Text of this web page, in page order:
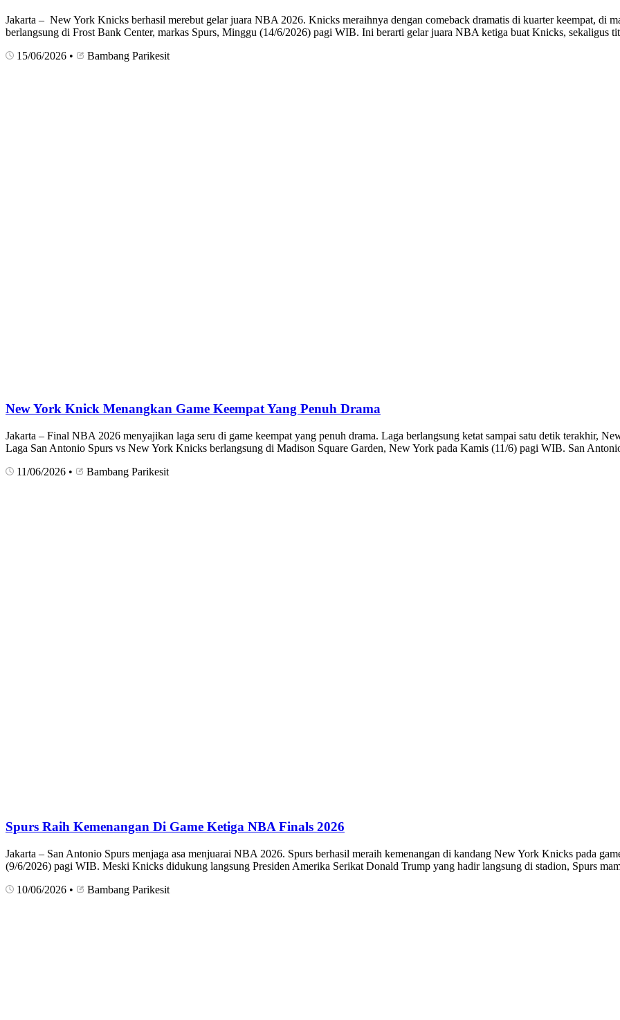
Jakarta – New York Knicks berhasil merebut gelar juara NBA 2026. Knicks meraihnya dengan comeback dramatis di kuarter keempat, di
berlangsung di Frost Bank Center, markas Spurs, Minggu (14/6/2026) pagi WIB. Ini berarti gelar juara NBA ketiga buat Knicks, sekaligus
15/06/2026 • Bambang Parikesit
New York Knick Menangkan Game Keempat Yang Penuh Drama
Jakarta – Final NBA 2026 menyajikan laga seru di game keempat yang penuh drama. Laga berlangsung ketat sampai satu detik terakhir,
Laga San Antonio Spurs vs New York Knicks berlangsung di Madison Square Garden, New York pada Kamis (11/6) pagi WIB. San
11/06/2026 • Bambang Parikesit
Spurs Raih Kemenangan Di Game Ketiga NBA Finals 2026
Jakarta – San Antonio Spurs menjaga asa menjuarai NBA 2026. Spurs berhasil meraih kemenangan di kandang New York Knicks pada
(9/6/2026) pagi WIB. Meski Knicks didukung langsung Presiden Amerika Serikat Donald Trump yang hadir langsung di stadion, Spurs
10/06/2026 • Bambang Parikesit